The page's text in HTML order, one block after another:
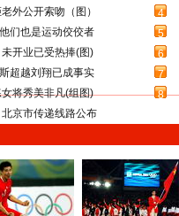
外公开索吻（图）
4
们也是运动佼佼者
5
开业已受热捧(图)
6
超越刘翔已成事实
7
将秀美非凡(组图)
8
京市传递线路公布